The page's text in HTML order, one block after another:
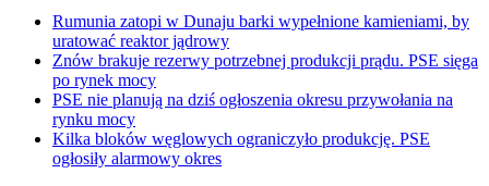
Rumunia zatopi w Dunaju barki wypełnione kamieniami, by
uratować reaktor jądrowy
Znów brakuje rezerwy potrzebnej produkcji prądu. PSE sięga
po rynek mocy
PSE nie planują na dziś ogłoszenia okresu przywołania na
rynku mocy
Kilka bloków węglowych ograniczyło produkcję. PSE
ogłosiły alarmowy okres